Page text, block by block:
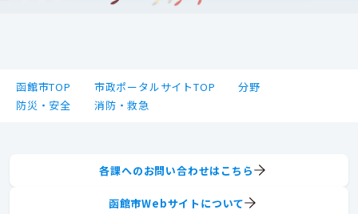
函館市TOP 市政ポータルサイトTOP
分野
防災・安全
消防・救急
各課へのお問い合わせはこちら
函館市Webサイトについて